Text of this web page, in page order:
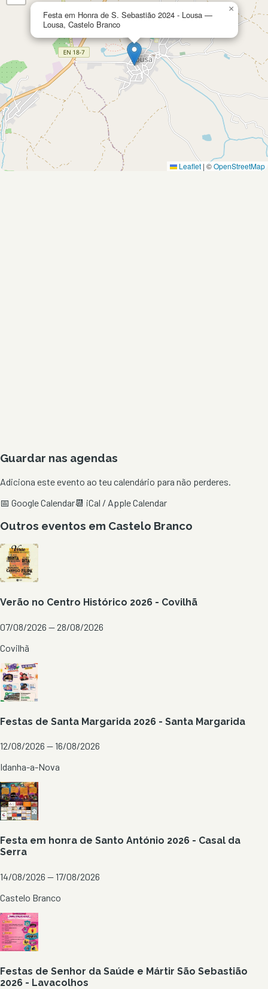
Festa em Honra de S. Sebastião 2024 - Lousa —
Lousa, Castelo Branco
×
Leaflet | ©OpenStreetMap
Guardar nas agendas
Adiciona este evento ao teu calendário para não perderes.
📅 Google Calendar📆 iCal / Apple Calendar
Outros eventos em Castelo Branco
Verão no Centro Histórico 2026 - Covilhã
07/08/2026 — 28/08/2026
Covilhã
Festas de Santa Margarida 2026 - Santa Margarida
12/08/2026 — 16/08/2026
Idanha-a-Nova
Festa em honra de Santo António 2026 - Casal da
Serra
14/08/2026 — 17/08/2026
Castelo Branco
Festas de Senhor da Saúde e Mártir São Sebastião
2026 - Lavacolhos